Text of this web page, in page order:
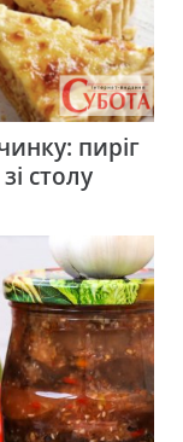
пиріг
столу